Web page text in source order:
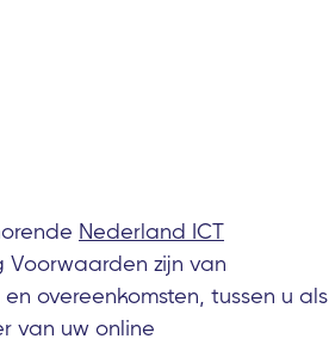
Nederland ICT
Voorwaarden zijn van
overeenkomsten, tussen u als
van uw online